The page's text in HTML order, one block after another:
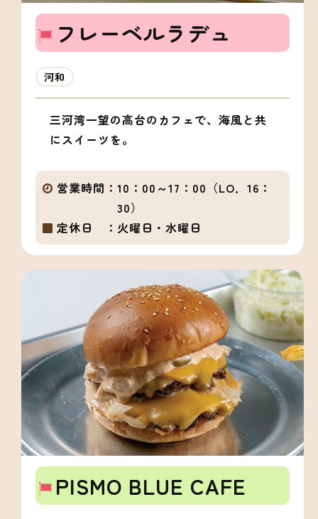
フレーベルラデュ
河和
三河湾一望の高台のカフェで、海風と共
にスイーツを。
営業時間： 10：00～17：00（LO．16：
30）
定休日 ： 火曜日・水曜日
PISMO BLUE CAFE